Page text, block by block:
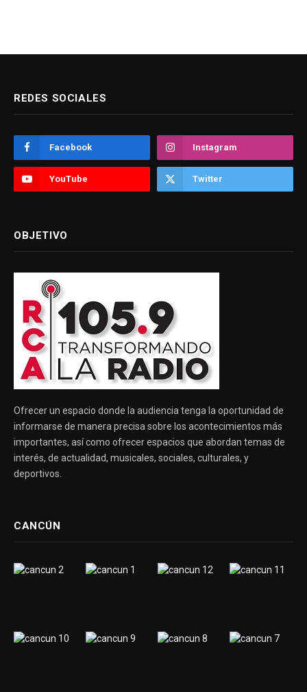
REDES SOCIALES
Facebook Instagram
YouTube Twitter
OBJETIVO
Ofrecer un espacio donde la audiencia tenga la oportunidad de
informarse de manera precisa sobre los acontecimientos más
importantes, así como ofrecer espacios que abordan temas de
interés, de actualidad, musicales, sociales, culturales, y
deportivos.
CANCÚN